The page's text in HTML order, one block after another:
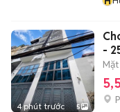
4 phút trước 5
-